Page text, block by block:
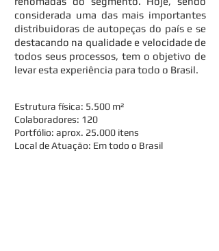
considerada uma das mais importantes
distribuidoras de autopeças do país e se
destacando na qualidade e velocidade de
todos seus processos, tem o objetivo de
levar esta experiência para todo o Brasil.
Estrutura física: 5.500 m²
Colaboradores: 120
Portfólio: aprox. 25.000 itens
Local de Atuação: Em todo o Brasil